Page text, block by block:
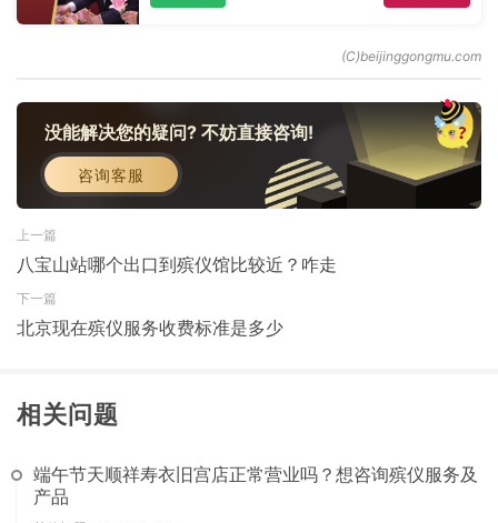
没能解决您的疑问? 不妨直接咨询!
咨询客服
上一篇
八宝山站哪个出口到殡仪馆比较近？咋走
下一篇
北京现在殡仪服务收费标准是多少
相关问题
端午节天顺祥寿衣旧宫店正常营业吗？想咨询殡仪服务及
产品